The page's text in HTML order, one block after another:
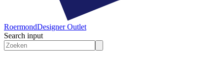
RoermondDesigner Outlet
Search input